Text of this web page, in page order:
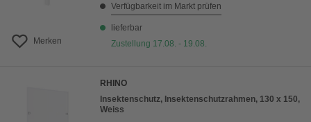
Merken
Verfügbarkeit im Markt prüfen
lieferbar
Zustellung 17.08. - 19.08.
RHINO
Insektenschutz, Insektenschutzrahmen, 130 x 150,
Weiss